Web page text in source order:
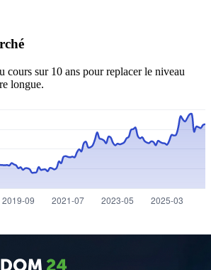
cours sur 10 ans pour replacer le niveau
longue.